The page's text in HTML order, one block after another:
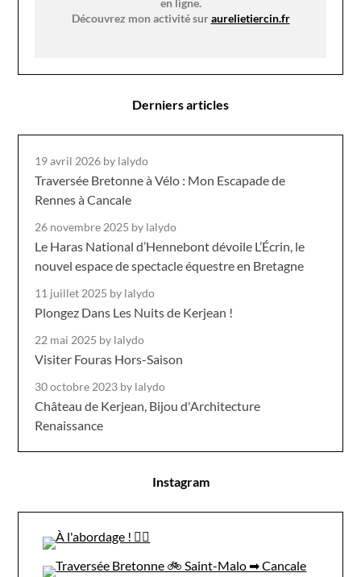
en ligne.
Découvrez mon activité suraurelietiercin.fr
Derniers articles
19 avril 2026 by lalydo
Traversée Bretonne à Vélo : Mon Escapade de
Rennes à Cancale
26 novembre 2025 by lalydo
Le Haras National d’Hennebont dévoile L’Écrin, le
nouvel espace de spectacle équestre en Bretagne
11 juillet 2025 by lalydo
Plongez Dans Les Nuits de Kerjean !
22 mai 2025 by lalydo
Visiter Fouras Hors-Saison
30 octobre 2023 by lalydo
Château de Kerjean, Bijou d'Architecture
Renaissance
Instagram